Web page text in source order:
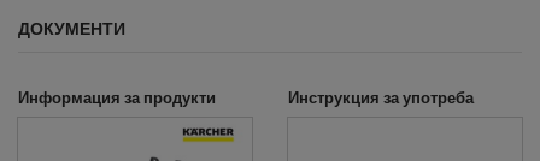
ДОКУМЕНТИ
Информация за продукти Инструкция за употреба